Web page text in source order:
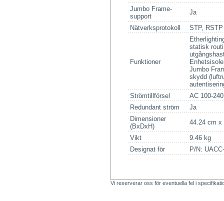
Jumbo Frame-
support
Ja
Nätverksprotokoll STP, RSTP
Funktioner
statisk
Jumbo
skydd
Strömtillförsel
AC 100-
Redundant ström
Ja
Dimensioner
(BxDxH)
44.24 cm x
Vikt
9.46 kg
Designat för
P/N:
Vi reserverar oss för eventuella fel i